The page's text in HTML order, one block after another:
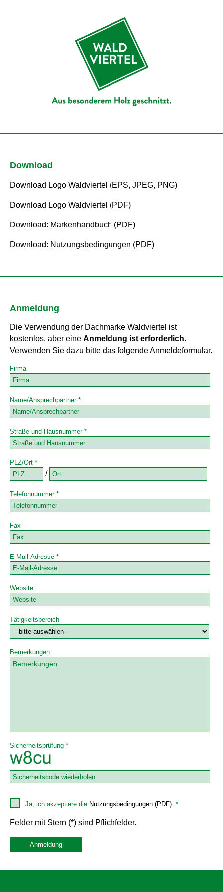
Download
Download Logo Waldviertel (EPS, JPEG, PNG)
Download Logo Waldviertel (PDF)
Download: Markenhandbuch (PDF)
Download: Nutzungsbedingungen (PDF)
Anmeldung
Die Verwendung der Dachmarke Waldviertel ist
kostenlos, aber eine Anmeldung ist erforderlich.
Verwenden Sie dazu bitte das folgende Anmeldeformular.
Firma
Name/Ansprechpartner *
Straße und Hausnummer *
PLZ/Ort *
/
Telefonnummer *
Fax
E-Mail-Adresse *
Website
Tätigkeitsbereich
Bemerkungen
Sicherheitsprüfung *
Ja, ich akzeptiere die Nutzungsbedingungen (PDF). *
Felder mit Stern (*) sind Pflichfelder.
Anmeldung